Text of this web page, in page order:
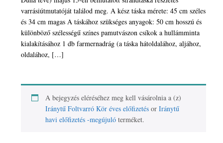
varrásiútmutatóját találod meg. A kész táska mérete: 45 cm széles
és 34 cm magas A táskához szükséges anyagok: 50 cm hosszú és
különböző szélességű színes pamutvászon csíkok a hullámminta
kialakításához 1 db farmernadrág (a táska hátoldalához, aljához,
oldalához, […]
A bejegyzés eléréséhez meg kell vásárolnia a (z)
Iránytű Foltvarró Kör éves előfizetés orIránytű
havi előfizetés -megújuló terméket.